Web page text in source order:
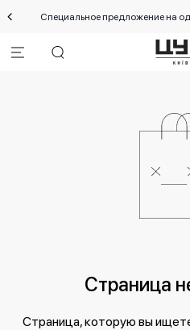
Специальное предложение на
Страница
Страница, которую вы